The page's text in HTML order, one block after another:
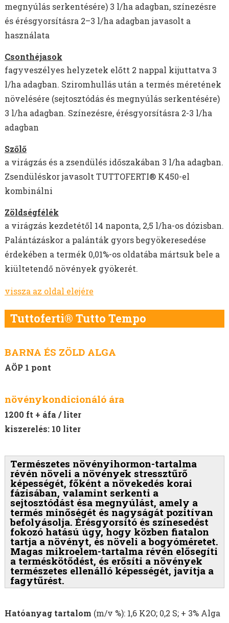
megnyúlás serkentésére) 3 l/ha adagban, színezésre
és érésgyorsításra 2–3 l/ha adagban javasolt a
használata
Csonthéjasok
fagyveszélyes helyzetek előtt 2 nappal kijuttatva 3
l/ha adagban. Sziromhullás után a termés méretének
növelésére (sejtosztódás és megnyúlás serkentésére)
3 l/ha adagban. Színezésre, érésgyorsításra 2-3 l/ha
adagban
Szőlő
a virágzás és a zsendülés időszakában 3 l/ha adagban.
Zsendüléskor javasolt TUTTOFERTI® K450-el
kombinálni
Zöldségfélék
a virágzás kezdetétől 14 naponta, 2,5 l/ha-os dózisban.
Palántázáskor a palánták gyors begyökeresedése
érdekében a termék 0,01%-os oldatába mártsuk bele a
kiültetendő növények gyökerét.
vissza az oldal elejére
Tuttoferti® Tutto Tempo
BARNA ÉS ZÖLD ALGA
AÖP 1 pont
növénykondicionáló ára
1200 ft + áfa / liter
kiszerelés: 10 liter
Természetes növényihormon-tartalma
révén növeli a növények stressztűrő
képességét, főként a növekedés korai
fázisában, valamint serkenti a
sejtosztódást ésa megnyúlást, amely a
termés minőségét és nagyságát pozitívan
befolyásolja. Érésgyorsító és színesedést
fokozó hatású úgy, hogy közben fiatalon
tartja a növényt, és növeli a bogyóméretet.
Magas mikroelem-tartalma révén elősegíti
a terméskötődést, és erősíti a növények
természetes ellenálló képességét, javítja a
fagytűrést.
Hatóanyag tartalom (m/v %): 1,6 K2O; 0,2 S; + 3% Alga